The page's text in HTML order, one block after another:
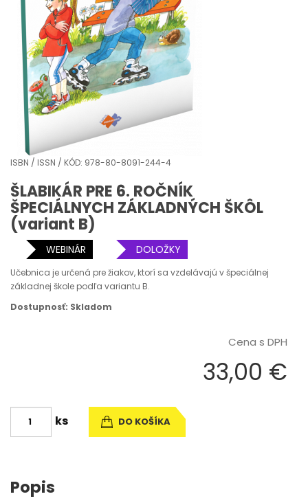
ISBN / ISSN / KÓD: 978-80-8091-244-4
ŠLABIKÁR PRE 6. ROČNÍK
ŠPECIÁLNYCH ZÁKLADNÝCH ŠKÔL
(variant B)
WEBINÁR DOLOŽKY
Učebnica je určená pre žiakov, ktorí sa vzdelávajú v špeciálnej
základnej škole podľa variantu B.
Dostupnosť: Skladom
Cena s DPH
33,00 €
ks DO KOŠÍKA
Popis